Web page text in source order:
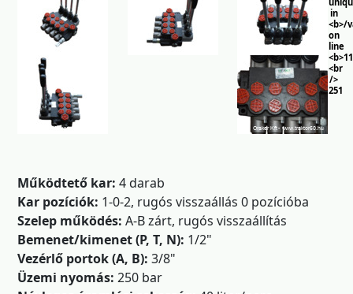
in
<b>/
on
line
<br
/>
251
Működtető kar: 4 darab
Kar pozíciók: 1-0-2, rugós visszaállás 0 pozícióba
Szelep működés: A-B zárt, rugós visszaállítás
Bemenet/kimenet (P, T, N): 1/2"
Vezérlő portok (A, B): 3/8"
Üzemi nyomás: 250 bar